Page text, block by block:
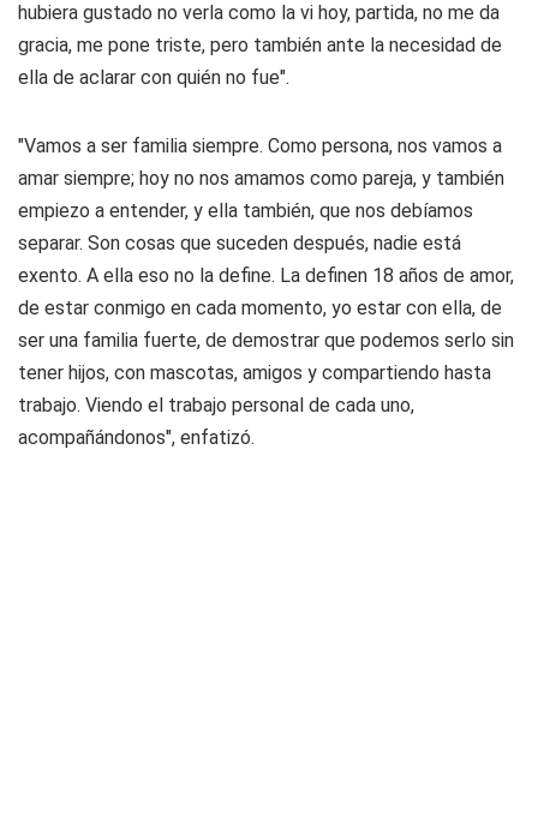
hubiera gustado no verla como la vi hoy, partida, no me da
gracia, me pone triste, pero también ante la necesidad de
ella de aclarar con quién no fue".
"Vamos a ser familia siempre. Como persona, nos vamos a
amar siempre; hoy no nos amamos como pareja, y también
empiezo a entender, y ella también, que nos debíamos
separar. Son cosas que suceden después, nadie está
exento. A ella eso no la define. La definen 18 años de amor,
de estar conmigo en cada momento, yo estar con ella, de
ser una familia fuerte, de demostrar que podemos serlo sin
tener hijos, con mascotas, amigos y compartiendo hasta
trabajo. Viendo el trabajo personal de cada uno,
acompañándonos", enfatizó.